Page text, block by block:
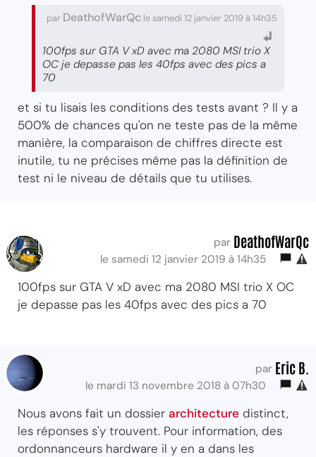
par DeathofWarQc le samedi 12 janvier 2019 à 14h35
100fps sur GTA V xD avec ma 2080 MSI trio X
OC je depasse pas les 40fps avec des pics a
70
et si tu lisais les conditions des tests avant ? Il y a
500% de chances qu'on ne teste pas de la même
manière, la comparaison de chiffres directe est
inutile, tu ne précises même pas la définition de
test ni le niveau de détails que tu utilises.
par DeathofWarQc
le samedi 12 janvier 2019 à 14h35
100fps sur GTA V xD avec ma 2080 MSI trio X OC
je depasse pas les 40fps avec des pics a 70
par Eric B.
le mardi 13 novembre 2018 à 07h30
Nous avons fait un dossier architecture distinct,
les réponses s'y trouvent. Pour information, des
ordonnanceurs hardware il y en a dans les